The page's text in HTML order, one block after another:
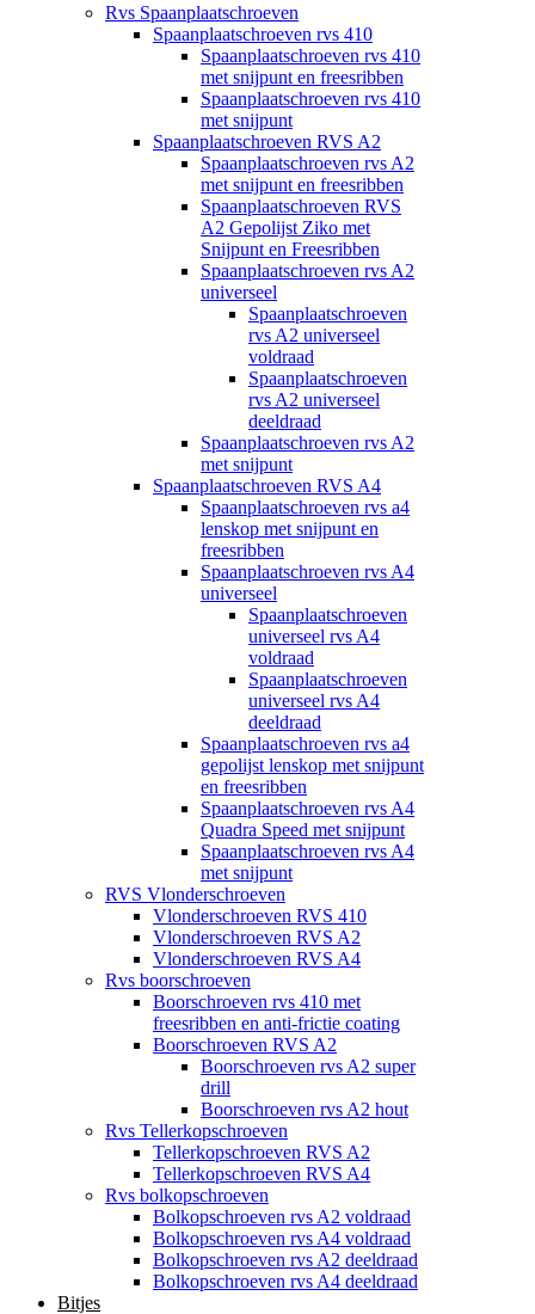
Rvs Spaanplaatschroeven
Spaanplaatschroeven rvs 410
Spaanplaatschroeven rvs 410
met snijpunt en freesribben
Spaanplaatschroeven rvs 410
met snijpunt
Spaanplaatschroeven RVS A2
Spaanplaatschroeven rvs A2
met snijpunt en freesribben
Spaanplaatschroeven RVS
A2 Gepolijst Ziko met
Snijpunt en Freesribben
Spaanplaatschroeven rvs A2
universeel
Spaanplaatschroeven
rvs A2 universeel
voldraad
Spaanplaatschroeven
rvs A2 universeel
deeldraad
Spaanplaatschroeven rvs A2
met snijpunt
Spaanplaatschroeven RVS A4
Spaanplaatschroeven rvs a4
lenskop met snijpunt en
freesribben
Spaanplaatschroeven rvs A4
universeel
Spaanplaatschroeven
universeel rvs A4
voldraad
Spaanplaatschroeven
universeel rvs A4
deeldraad
Spaanplaatschroeven rvs a4
gepolijst lenskop met snijpunt
en freesribben
Spaanplaatschroeven rvs A4
Quadra Speed met snijpunt
Spaanplaatschroeven rvs A4
met snijpunt
RVS Vlonderschroeven
Vlonderschroeven RVS 410
Vlonderschroeven RVS A2
Vlonderschroeven RVS A4
Rvs boorschroeven
Boorschroeven rvs 410 met
freesribben en anti-frictie coating
Boorschroeven RVS A2
Boorschroeven rvs A2 super
drill
Boorschroeven rvs A2 hout
Rvs Tellerkopschroeven
Tellerkopschroeven RVS A2
Tellerkopschroeven RVS A4
Rvs bolkopschroeven
Bolkopschroeven rvs A2 voldraad
Bolkopschroeven rvs A4 voldraad
Bolkopschroeven rvs A2 deeldraad
Bolkopschroeven rvs A4 deeldraad
Bitjes